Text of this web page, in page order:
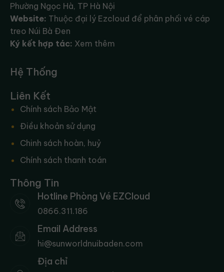
Phường Ngọc Hà, TP Hà Nội
Website: Thuộc đại lý Ezcloud để phân phối vé cáp
treo Núi Bà Đen
Ký kết hợp tác: Xem thêm
Hệ Thống
Liên Kết
Chính sách Bảo Mật
Điều khoản sử dụng
Chinh sách hoàn, huỷ
Chính sách thanh toán
Thông Tin
Hotline Phòng Vé EZCloud
0866.311.186
Email Address
hi@sunworldnuibaden.com
Địa chỉ